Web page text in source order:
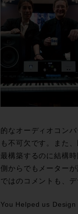
的なオーディオコン
も不可欠です。また
最構築するのに結構
側からでもメーター
ではのコメントも、
You Helped us